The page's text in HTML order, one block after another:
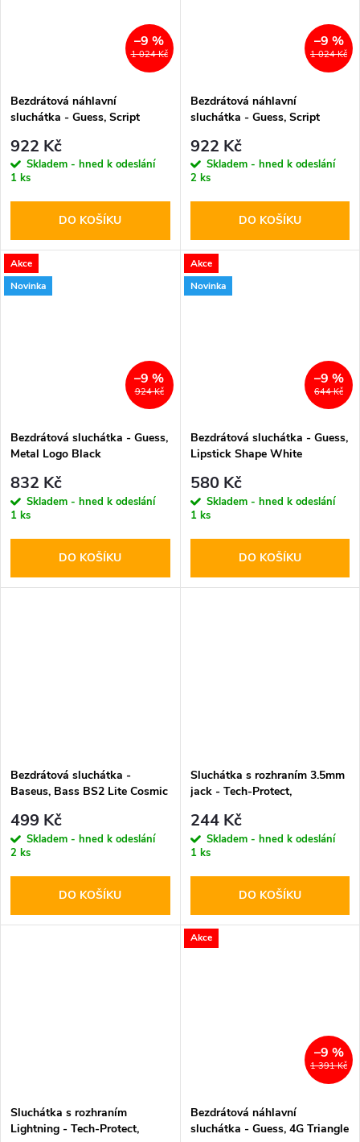
1 024 Kč
–9 %
Bezdrátová náhlavní
sluchátka - Guess, Script
922 Kč
Skladem - hned k odeslání
1 ks
DO KOŠÍKU
1 024 Kč
–9 %
Bezdrátová náhlavní
sluchátka - Guess, Script
922 Kč
Skladem - hned k odeslání
2 ks
DO KOŠÍKU
Akce
Novinka
924 Kč
–9 %
Bezdrátová sluchátka - Guess,
Metal Logo Black
832 Kč
Skladem - hned k odeslání
1 ks
DO KOŠÍKU
Akce
Novinka
644 Kč
–9 %
Bezdrátová sluchátka - Guess,
Lipstick Shape White
580 Kč
Skladem - hned k odeslání
1 ks
DO KOŠÍKU
Bezdrátová sluchátka -
Baseus, Bass BS2 Lite Cosmic
499 Kč
Skladem - hned k odeslání
2 ks
DO KOŠÍKU
Sluchátka s rozhraním 3.5mm
jack - Tech-Protect,
White
244 Kč
Skladem - hned k odeslání
1 ks
DO KOŠÍKU
Sluchátka s rozhraním
Lightning - Tech-Protect,
Akce
1 391 Kč
–9 %
Bezdrátová náhlavní
sluchátka - Guess, 4G Triangle